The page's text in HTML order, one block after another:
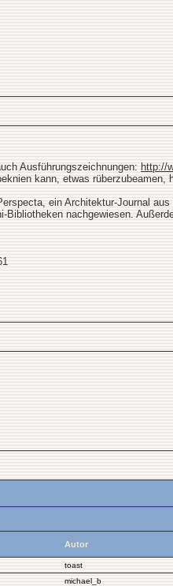
Ausführungszeichnungen: http://
kann, etwas
ein Architektur-Journal
Bibliotheken nachgewiesen.
Autor
toast
michael_b